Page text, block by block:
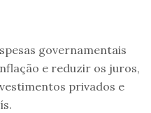
governamentais
e reduzir os juros,
privados e